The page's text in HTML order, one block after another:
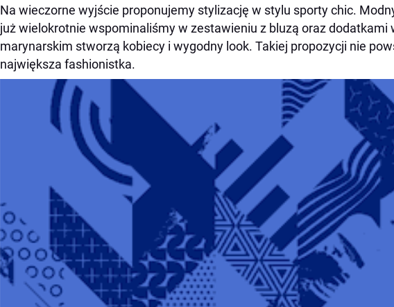
Na wieczorne wyjście proponujemy stylizację w stylu sporty chic.
już wielokrotnie wspominaliśmy w zestawieniu z bluzą oraz dodatkami
marynarskim stworzą kobiecy i wygodny look. Takiej propozycji nie
największa fashionistka.